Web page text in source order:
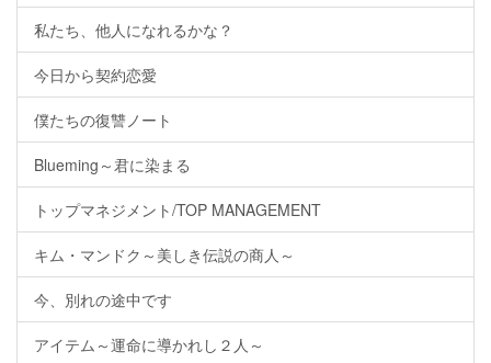
私たち、他人になれるかな？
今日から契約恋愛
僕たちの復讐ノート
Blueming～君に染まる
トップマネジメント/TOP MANAGEMENT
キム・マンドク～美しき伝説の商人～
今、別れの途中です
アイテム～運命に導かれし２人～